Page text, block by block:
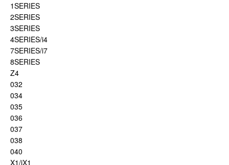
1SERIES
2SERIES
3SERIES
4SERIES/i4
7SERIES/i7
8SERIES
Z4
032
034
035
036
037
038
040
X1/iX1